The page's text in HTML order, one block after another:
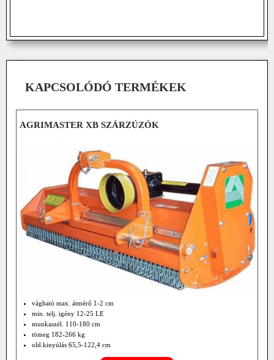
KAPCSOLÓDÓ TERMÉKEK
AGRIMASTER XB SZÁRZÚZÓK
vágható max. átmérő 1-2 cm
min. telj. igény 12-25 LE
munkaszél. 110-180 cm
tömeg 182-266 kg
old.kinyúlás 65,5-122,4 cm